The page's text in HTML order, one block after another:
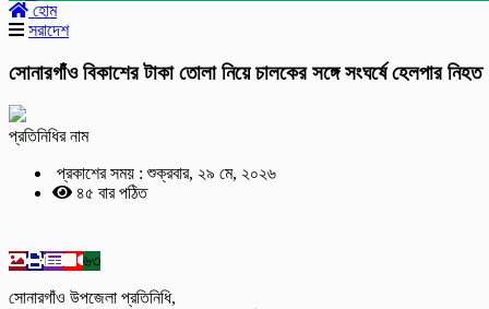
হোম
সরাদেশ
সোনারগাঁও বিকাশের টাকা তোলা নিয়ে চালকের সঙ্গে সংঘর্ষে হেলপার নিহত
প্রতিনিধির নাম
প্রকাশের সময় : শুক্রবার, ২৯ মে, ২০২৬
৪৫ বার পঠিত
৬৩
সোনারগাঁও উপজেলা প্রতিনিধি,